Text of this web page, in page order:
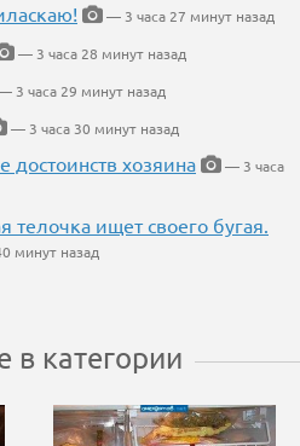
— 3 часа 27 минут назад
— 3 часа 28 минут назад
3 часа 29 минут назад
— 3 часа 30 минут назад
достоинств хозяина
— 3 часа
телочка ищет своего бугая.
минут назад
в категории